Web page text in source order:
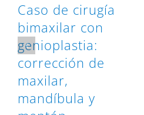
Caso de cirugía
bimaxilar con
genioplastia:
corrección de
maxilar,
mandíbula y